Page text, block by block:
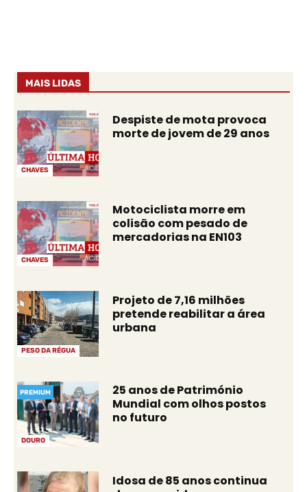
MAIS LIDAS
CHAVES
Despiste de mota provoca
morte de jovem de 29 anos
CHAVES
Motociclista morre em
colisão com pesado de
mercadorias na EN103
PESO DA RÉGUA
Projeto de 7,16 milhões
pretende reabilitar a área
urbana
DOURO
PREMIUM
25 anos de Património
Mundial com olhos postos
no futuro
Idosa de 85 anos continua